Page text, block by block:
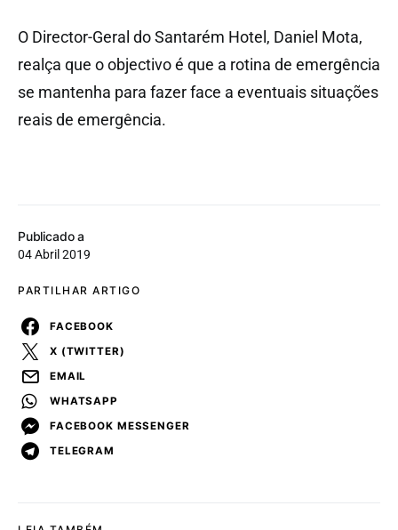
Publicado a
04 Abril 2019
PARTILHAR ARTIGO
FACEBOOK
X (TWITTER)
EMAIL
WHATSAPP
FACEBOOK MESSENGER
TELEGRAM
O Director-Geral do Santarém Hotel, Daniel Mota,
realça que o objectivo é que a rotina de emergência
se mantenha para fazer face a eventuais situações
reais de emergência.